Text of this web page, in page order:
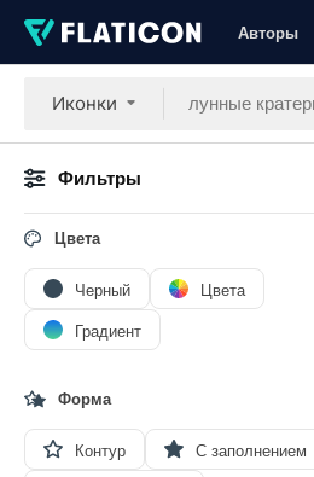
Авторы
Иконки
Фильтры
Цвета
Черный
Цвета
Градиент
Форма
Контур
С заполнением